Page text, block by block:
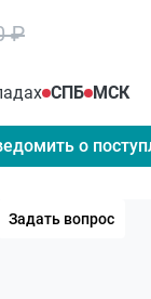
₽
СПБ МСК
о
Задать вопрос